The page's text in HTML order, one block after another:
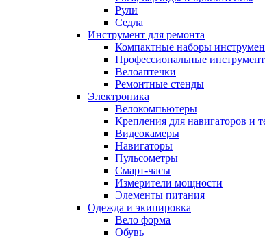
Рули
Седла
Инструмент для ремонта
Компактные наборы
Профессиональные
Велоаптечки
Ремонтные стенды
Электроника
Велокомпьютеры
Крепления для навигаторов и
Видеокамеры
Навигаторы
Пульсометры
Смарт-часы
Измерители мощности
Элементы питания
Одежда и экипировка
Вело форма
Обувь